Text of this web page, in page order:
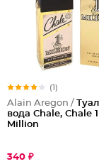
(1)
Alain Aregon /
вода Chale, Chale 1
Million
340 ₽